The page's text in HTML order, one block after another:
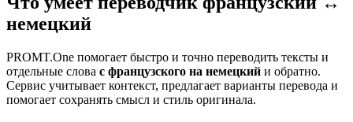
немецкий
PROMT.One помогает быстро и точно переводить тексты и
отдельные слова с французского на немецкий и обратно.
Сервис учитывает контекст, предлагает варианты перевода и
помогает сохранять смысл и стиль оригинала.